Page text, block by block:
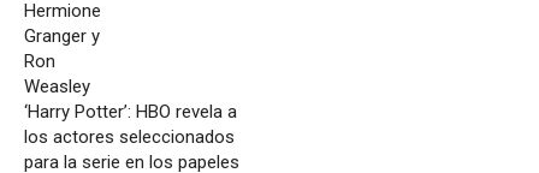
‘Harry Potter’: HBO revela a
los actores seleccionados
para la serie en los papeles